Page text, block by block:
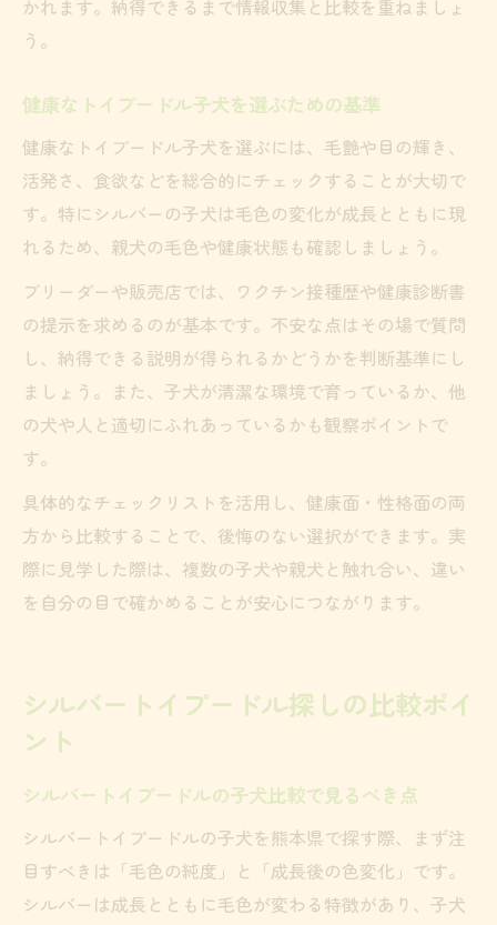
かれます。納得できるまで情報収集と比較を重ねましょ
う。
健康なトイプードル子犬を選ぶための基準
健康なトイプードル子犬を選ぶには、毛艶や目の輝き、
活発さ、食欲などを総合的にチェックすることが大切で
す。特にシルバーの子犬は毛色の変化が成長とともに現
れるため、親犬の毛色や健康状態も確認しましょう。
ブリーダーや販売店では、ワクチン接種歴や健康診断書
の提示を求めるのが基本です。不安な点はその場で質問
し、納得できる説明が得られるかどうかを判断基準にし
ましょう。また、子犬が清潔な環境で育っているか、他
の犬や人と適切にふれあっているかも観察ポイントで
す。
具体的なチェックリストを活用し、健康面・性格面の両
方から比較することで、後悔のない選択ができます。実
際に見学した際は、複数の子犬や親犬と触れ合い、違い
を自分の目で確かめることが安心につながります。
シルバートイプードル探しの比較ポイ
ント
シルバートイプードルの子犬比較で見るべき点
シルバートイプードルの子犬を熊本県で探す際、まず注
目すべきは「毛色の純度」と「成長後の色変化」です。
シルバーは成長とともに毛色が変わる特徴があり、子犬